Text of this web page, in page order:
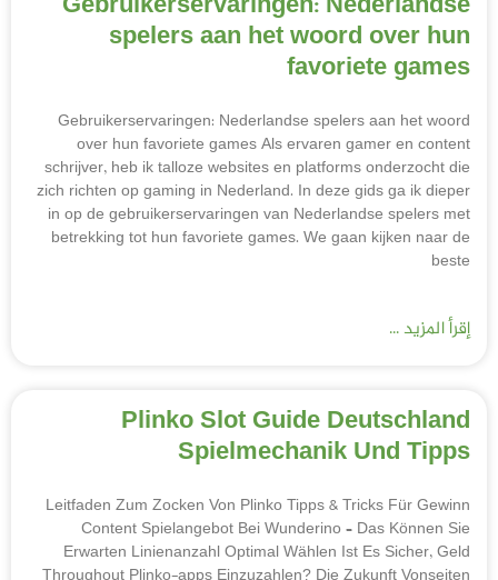
spelers aan het woord over hun
favoriete games
Gebruikerservaringen: Nederlandse spelers aan het woord
over hun favoriete games Als ervaren gamer en content
schrijver, heb ik talloze websites en platforms onderzocht die
zich richten op gaming in Nederland. In deze gids ga ik dieper
in op de gebruikerservaringen van Nederlandse spelers met
betrekking tot hun favoriete games. We gaan kijken naar de
beste
إقرأ المزيد ...
Plinko Slot Guide Deutschland
Spielmechanik Und Tipps
Leitfaden Zum Zocken Von Plinko Tipps & Tricks Für Gewinn
Content Spielangebot Bei Wunderino – Das Können Sie
Erwarten Linienanzahl Optimal Wählen Ist Es Sicher, Geld